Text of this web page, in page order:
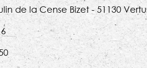
de la Cense Bizet - 51130